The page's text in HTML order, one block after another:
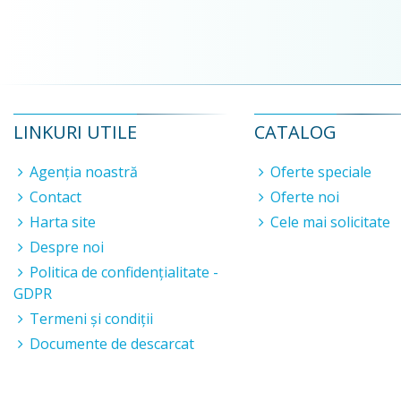
LINKURI UTILE
Agenția noastră
Contact
Harta site
Despre noi
Politica de confidențialitate -
GDPR
Termeni și condiții
Documente de descarcat
CATALOG
Oferte speciale
Oferte noi
Cele mai solicitate